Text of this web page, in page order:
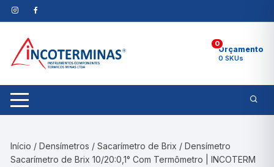
Pular
para
conteúdo
0
Orçamento
0 SKUs
Início /Densímetros /Sacarímetro de Brix / Densímetro
Sacarímetro de Brix 10/20:0,1° Com Termômetro | INCOTERM